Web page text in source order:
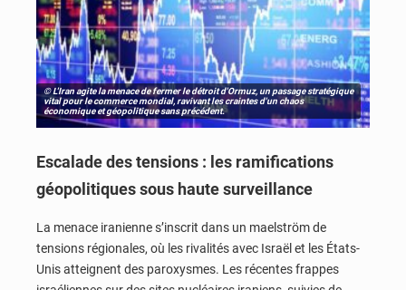
© L'Iran agite la menace de fermer le détroit d'Ormuz, un passage stratégique
vital pour le commerce mondial, ravivant les craintes d'un chaos
économique et géopolitique sans précédent.
Escalade des tensions : les ramifications
géopolitiques sous haute surveillance
La menace iranienne s’inscrit dans un maelström de
tensions régionales, où les rivalités avec Israël et les États-
Unis atteignent des paroxysmes. Les récentes frappes